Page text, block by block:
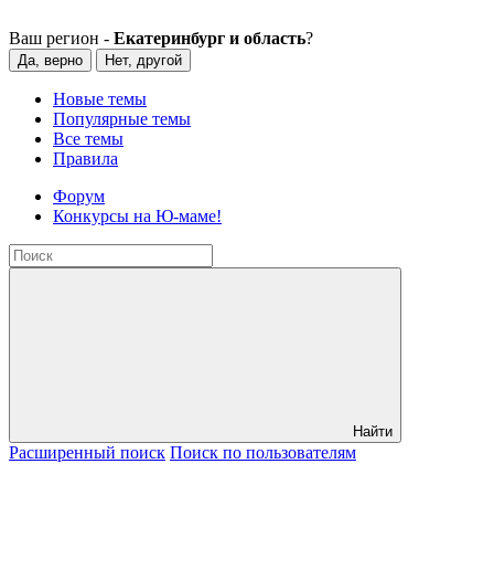
Ваш регион - Екатеринбург и область?
Да, верно Нет, другой
Новые темы
Популярные темы
Все темы
Правила
Форум
Конкурсы на Ю-маме!
Найти
Расширенный поиск Поиск по пользователям